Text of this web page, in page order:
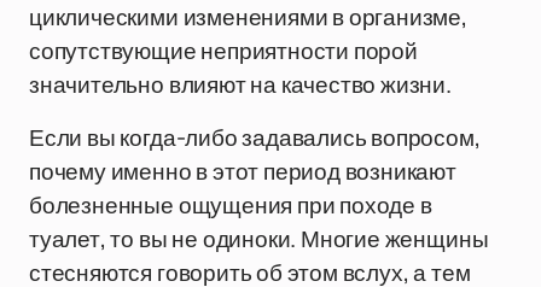
циклическими изменениями в организме,
сопутствующие неприятности порой
значительно влияют на качество жизни.
Если вы когда-либо задавались вопросом,
почему именно в этот период возникают
болезненные ощущения при походе в
туалет, то вы не одиноки. Многие женщины
стесняются говорить об этом вслух, а тем